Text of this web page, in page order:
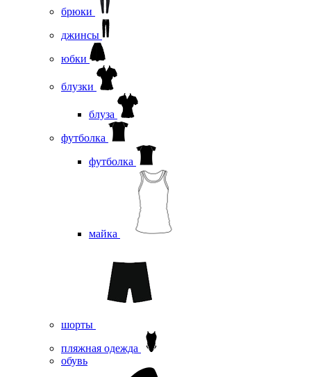
брюки
джинсы
юбки
блузки
блуза
футболка
футболка
майка
шорты
пляжная одежда
oбувь